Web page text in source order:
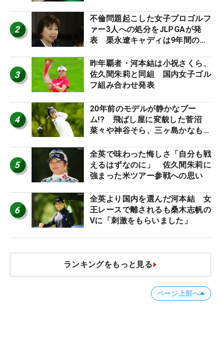
2
不倫問題起こした女子プロゴルフ
ァー3人への処分をJLPGAが発
表 栗永遼キャディは9年間の立
3
昨年覇者・河本結は小祝さくら、
佐久間朱莉と同組 国内女子ゴル
フ組み合わせ発表
4
20年前のモデルが静かなブー
ム!? 飛ばし屋に変貌した菅沼
菜々や神谷そら、三ヶ島かなも使
ロたちの“飛ばしギア”】
5
全英で味わった悔しさ「自分も戦
えるはずなのに」 佐久間朱莉に
強まった米ツアー参戦への思い
6
全英より国内を選んだ河本結 女
王レースで離されるも桑木志帆の
Vに「刺激をもらいました」
ランキングをもっと見る
ページ上部へ